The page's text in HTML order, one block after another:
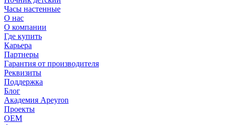
Часы настенные
О нас
О компании
Где купить
Карьера
Партнеры
Гарантия от производителя
Реквизиты
Поддержка
Блог
Академия Apeyron
Проекты
ОЕМ